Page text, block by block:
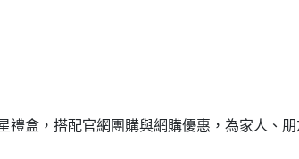
盒，搭配官網團購與網購優惠，為家人、朋